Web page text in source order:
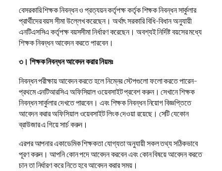
বেসরকারি শিক্ষক নিবন্ধন ও প্রত্যয়ন কর্তৃপক্ষ কর্তৃক শিক্ষক নিবন্ধন সার্কুলার
প্রার্থীদের বয়স সীমা উল্লেখ করেছেন। অর্থাৎ সরকারি বিধি-বিধান অনুযায়ী
এনটিএসসিএ কর্তৃপক্ষ বয়সসীমা নির্ধারণ করেছেন। অবশ্যই নির্দিষ্ট বয়সের মধ্যে
শিক্ষক নিবন্ধন আবেদন করতে পারবেন।
৩। শিক্ষক নিবন্ধন আবেদন করার নিয়মঃ
নিবন্ধন পরীক্ষায় আবেদন করতে হলে নিম্নের স্টেপগুলো ফলো করতে পারেন-
প্রথমে এনটিআরসিএ অফিসিয়াল ওয়েবসাইট প্রবেশ করুন। সেখানে শিক্ষক
নিবন্ধন সার্কুলার দেখতে পারবেন। এবং শিক্ষক নিবন্ধন নিয়োগ বিজ্ঞপ্তিতে
আবেদন করার অফিসিয়াল ওয়েবসাইট লিংক দেওয়া রয়েছে। সেটি যেকোন
ব্রাউজার এ গিয়ে সার্চ করুন।
এরপর আপনার একাডেমিক শিক্ষকতা যোগ্যতা অনুযায়ী সকল তথ্য সঠিকভাবে
পূরণ করুন। আপনি কোন পদে আবেদন করবেন এবং কোন বিষয়ে আবেদন করতে
চান তা নির্ধারণ করে নিতে হবে আবেদন করার সময়।